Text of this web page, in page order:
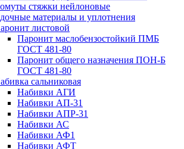
стяжки нейлоновые
материалы и уплотнения
листовой
Паронит маслобензостойкий ПМБ
ГОСТ 481-80
Паронит общего назначения ПОН-Б
ГОСТ 481-80
сальниковая
Набивки АГИ
Набивки АП-31
Набивки АПР-31
Набивки АС
Набивки АФ1
Набивки АФТ